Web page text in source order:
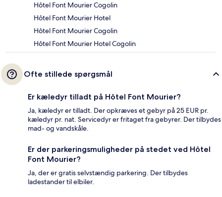
Hôtel Font Mourier Cogolin
Hôtel Font Mourier Hotel
Hôtel Font Mourier Cogolin
Hôtel Font Mourier Hotel Cogolin
Ofte stillede spørgsmål
Er kæledyr tilladt på Hôtel Font Mourier?
Ja, kæledyr er tilladt. Der opkræves et gebyr på 25 EUR pr.
kæledyr pr. nat. Servicedyr er fritaget fra gebyrer. Der tilbydes
mad- og vandskåle.
Er der parkeringsmuligheder på stedet ved Hôtel
Font Mourier?
Ja, der er gratis selvstændig parkering. Der tilbydes
ladestander til elbiler.